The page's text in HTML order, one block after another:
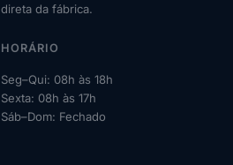
direta da fábrica.
HORÁRIO
Seg–Qui: 08h às 18h
Sexta: 08h às 17h
Sáb–Dom: Fechado